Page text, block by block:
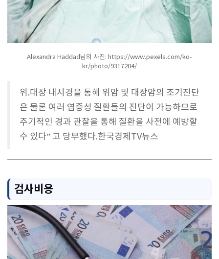
Alexandra Haddad님의 사진: https://www.pexels.com/ko-
kr/photo/9317204/
위.대장 내시경을 통해 위암 및 대장암의 조기진단
은 물론 여러 염증성 질환들의 진단이 가능하므로
주기적인 경과 관찰을 통해 질환을 사전에 예방할
수 있다” 고 당부했다.한국경제TV뉴스
검사비용